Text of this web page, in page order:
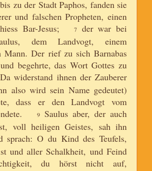
zu der Stadt Paphos, fanden sie
und falschen Propheten, einen
Bar-Jesus;
7
der war bei
dem Landvogt, einem
Mann. Der rief zu sich Barnabas
begehrte, das Wort Gottes zu
Da widerstand ihnen der Zauberer
also wird sein Name gedeutet)
dass er den Landvogt vom
9 Saulus aber, der auch
voll heiligen Geistes, sah ihn
sprach: O du Kind des Teufels,
und aller Schalkheit, und Feind
du hörst nicht auf,